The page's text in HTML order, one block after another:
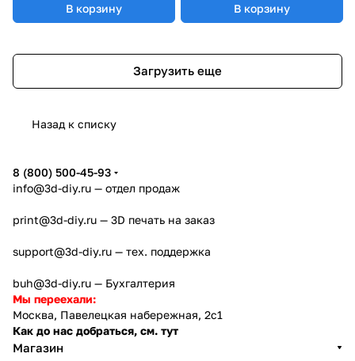
В корзину В корзину
Загрузить еще
Назад к списку
8 (800) 500-45-93
info@3d-diy.ru — отдел продаж
print@3d-diy.ru — 3D печать на заказ
support@3d-diy.ru — тех. поддержка
buh@3d-diy.ru — Бухгалтерия
Мы переехали:
Москва, Павелецкая набережная, 2с1
Как до нас добраться, см. тут
Магазин